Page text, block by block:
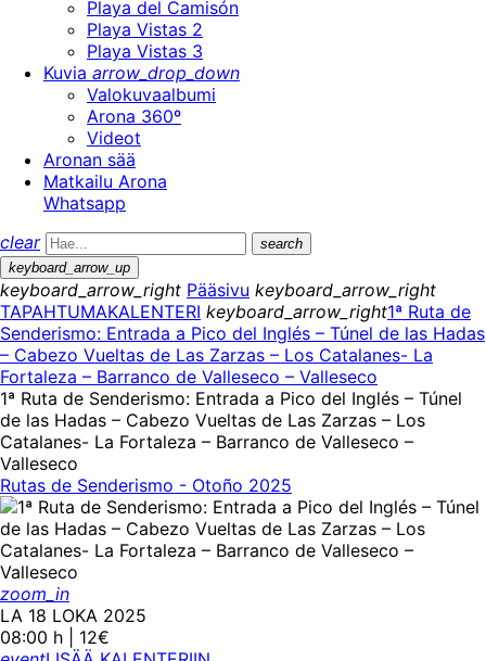
Playa del Camisón
Playa Vistas 2
Playa Vistas 3
Kuvia arrow_drop_down
Valokuvaalbumi
Arona 360º
Videot
Aronan sää
Matkailu Arona
Whatsapp
clear
search
keyboard_arrow_up
keyboard_arrow_right Pääsivu keyboard_arrow_right
TAPAHTUMAKALENTERI keyboard_arrow_right1ª Ruta de
Senderismo: Entrada a Pico del Inglés – Túnel de las Hadas
– Cabezo Vueltas de Las Zarzas – Los Catalanes- La
Fortaleza – Barranco de Valleseco – Valleseco
1ª Ruta de Senderismo: Entrada a Pico del Inglés – Túnel
de las Hadas – Cabezo Vueltas de Las Zarzas – Los
Catalanes- La Fortaleza – Barranco de Valleseco –
Valleseco
Rutas de Senderismo - Otoño 2025
zoom_in
LA 18 LOKA 2025
08:00 h | 12€